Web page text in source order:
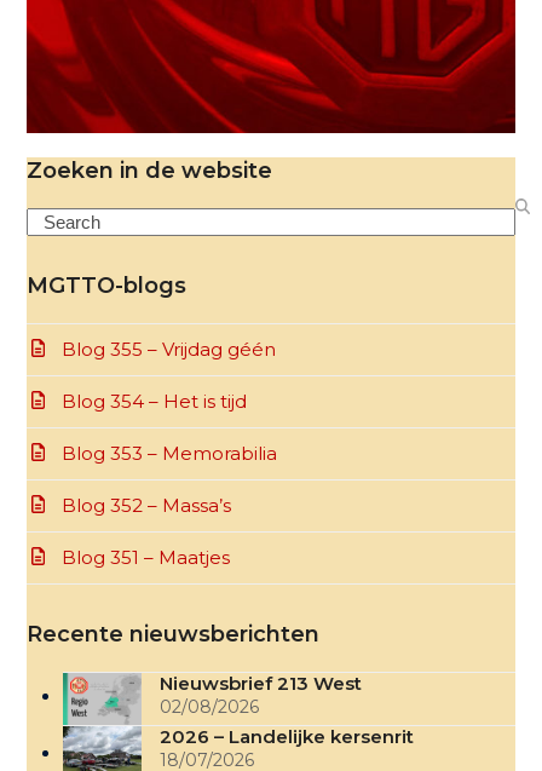
Zoeken in de website
Search
MGTTO-blogs
Blog 355 – Vrijdag géén
Blog 354 – Het is tijd
Blog 353 – Memorabilia
Blog 352 – Massa’s
Blog 351 – Maatjes
Recente nieuwsberichten
Nieuwsbrief 213 West
02/08/2026
2026 – Landelijke kersenrit
18/07/2026